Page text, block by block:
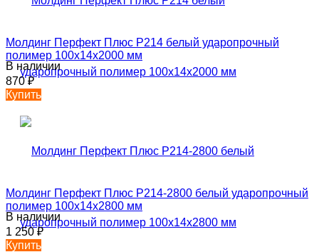
Молдинг Перфект Плюс P214 белый ударопрочный
полимер 100х14х2000 мм
В наличии
870₽
Купить
Молдинг Перфект Плюс P214-2800 белый ударопрочный
полимер 100х14х2800 мм
В наличии
1 250₽
Купить